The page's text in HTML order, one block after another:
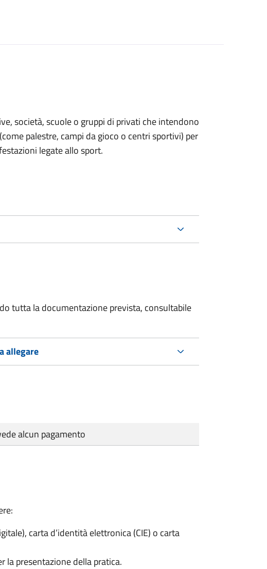
società, scuole o gruppi di privati che intendono
palestre, campi da gioco o centri sportivi) per
legate allo sport.
tutta la documentazione prevista, consultabile
allegare
alcun pagamento
carta d’identità elettronica (CIE) o carta
la presentazione della pratica.